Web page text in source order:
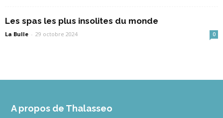
Les spas les plus insolites du monde
La Bulle - 29 octobre 2024 0
A propos de Thalasseo